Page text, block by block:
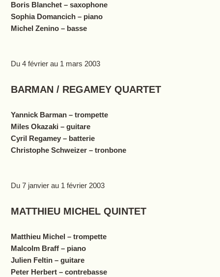
Boris Blanchet – saxophone
Sophia Domancich – piano
Michel Zenino – basse
Du 4 février au 1 mars 2003
BARMAN / REGAMEY QUARTET
Yannick Barman – trompette
Miles Okazaki – guitare
Cyril Regamey – batterie
Christophe Schweizer – tronbone
Du 7 janvier au 1 février 2003
MATTHIEU MICHEL QUINTET
Matthieu Michel – trompette
Malcolm Braff – piano
Julien Feltin – guitare
Peter Herbert – contrebasse